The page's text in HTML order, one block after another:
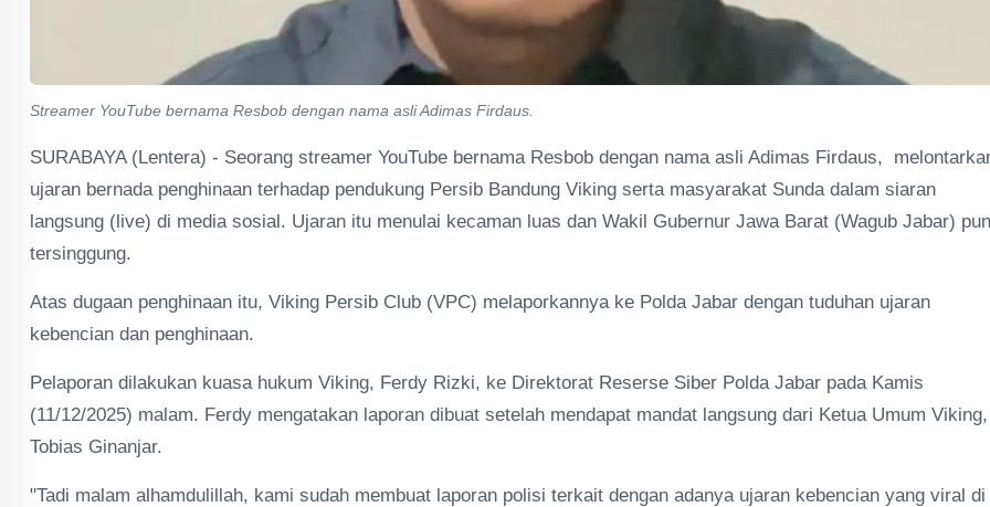
Streamer YouTube bernama Resbob dengan nama asli Adimas Firdaus.
SURABAYA (Lentera) - Seorang streamer YouTube bernama Resbob dengan nama asli Adimas Firdaus,
ujaran bernada penghinaan terhadap pendukung Persib Bandung Viking serta masyarakat Sunda dalam siaran
langsung (live) di media sosial. Ujaran itu menulai kecaman luas dan Wakil Gubernur Jawa Barat (Wagub Jabar) pun
tersinggung.
Atas dugaan penghinaan itu, Viking Persib Club (VPC) melaporkannya ke Polda Jabar dengan tuduhan ujaran
kebencian dan penghinaan.
Pelaporan dilakukan kuasa hukum Viking, Ferdy Rizki, ke Direktorat Reserse Siber Polda Jabar pada Kamis
(11/12/2025) malam. Ferdy mengatakan laporan dibuat setelah mendapat mandat langsung dari Ketua Umum Viking,
Tobias Ginanjar.
"Tadi malam alhamdulillah, kami sudah membuat laporan polisi terkait dengan adanya ujaran kebencian yang viral di